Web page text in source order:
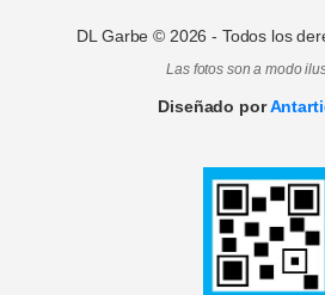
DL Garbe © 2026 - Todos los
Las fotos son a modo
Diseñado por